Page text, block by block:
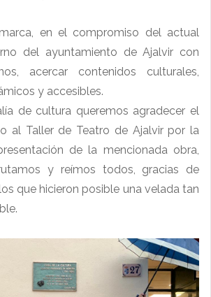
en el compromiso del actual
del ayuntamiento de Ajalvir con
acercar contenidos culturales,
y accesibles.
de cultura queremos agradecer el
al Taller de Teatro de Ajalvir por la
de la mencionada obra,
y reímos todos, gracias de
que hicieron posible una velada tan
.